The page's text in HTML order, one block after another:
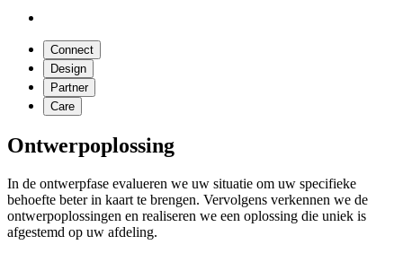
Connect
Design
Partner
Care
Ontwerpoplossing
In de ontwerpfase evalueren we uw situatie om uw specifieke
behoefte beter in kaart te brengen. Vervolgens verkennen we de
ontwerpoplossingen en realiseren we een oplossing die uniek is
afgestemd op uw afdeling.